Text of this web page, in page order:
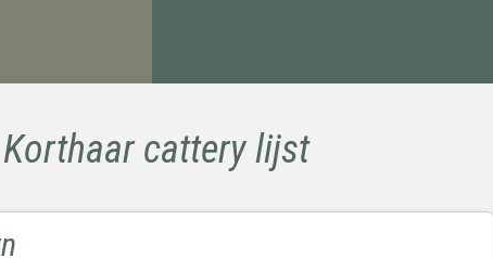
cattery lijst